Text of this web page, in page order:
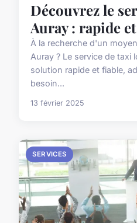
Découvrez le
Auray : rapide
À la recherche d'un
Auray ? Le service de taxi
solution rapide et fiable,
besoin...
13 février 2025
SERVICES